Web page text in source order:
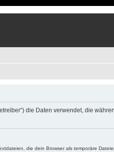
die Daten verwendet, die
die dein Browser als temporäre